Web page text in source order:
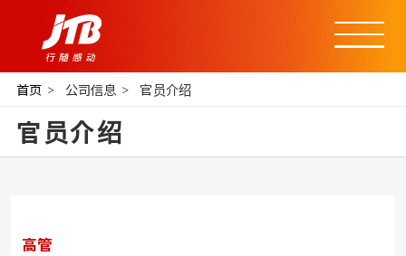
首页 公司信息 官员介绍
官员介绍
高管